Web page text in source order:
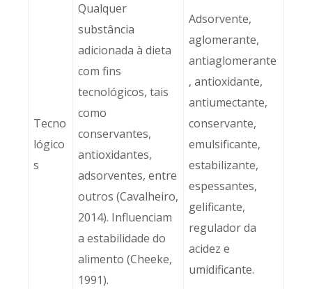
Tecno
lógico
s
Qualquer
substância
adicionada à dieta
com fins
tecnológicos, tais
como
conservantes,
antioxidantes,
adsorventes, entre
outros (Cavalheiro,
2014). Influenciam
a estabilidade do
alimento (Cheeke,
1991).
Adsorvente,
aglomerante,
antiaglomerante
, antioxidante,
antiumectante,
conservante,
emulsificante,
estabilizante,
espessantes,
gelificante,
regulador da
acidez e
umidificante.